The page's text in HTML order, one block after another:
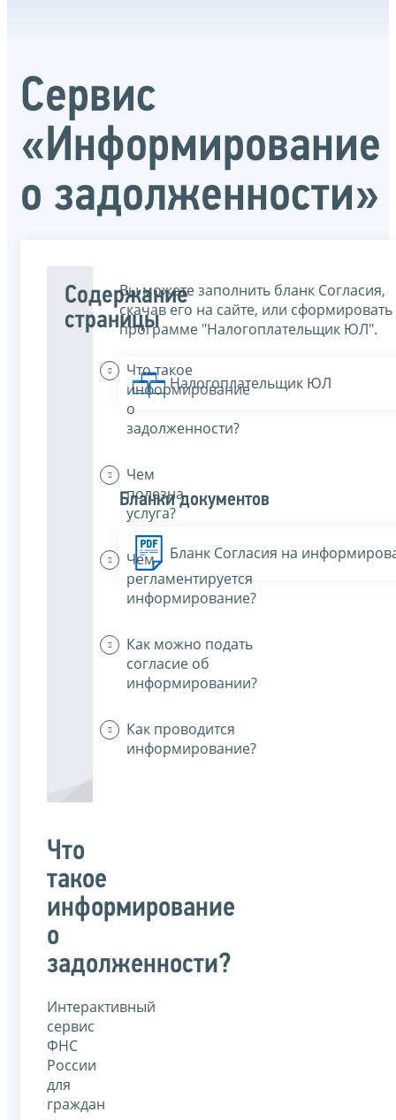
Сервис
«Информирование
о задолженности»
Содержание
страницы
Что такое
информирование
о
задолженности?
Чем
полезна
услуга?
Чем
регламентируется
информирование?
Как можно подать
согласие об
информировании?
Как проводится
информирование?
Что
такое
информирование
о
задолженности?
Интерактивный
сервис
ФНС
России
для
граждан
Вы можете заполнить бланк Согласия,
скачав его на сайте, или сформировать
программе "Налогоплательщик ЮЛ".
Налогоплательщик ЮЛ
Бланки документов
Бланк Согласия на